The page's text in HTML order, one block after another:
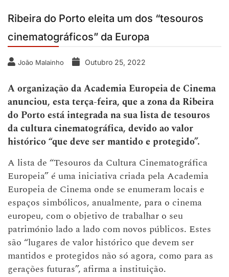
Ribeira do Porto eleita um dos “tesouros
cinematográficos” da Europa
João Malainho Outubro 25, 2022
A organização da Academia Europeia de Cinema
anunciou, esta terça-feira, que a zona da Ribeira
do Porto está integrada na sua lista de tesouros
da cultura cinematográfica, devido ao valor
histórico “que deve ser mantido e protegido”.
A lista de “Tesouros da Cultura Cinematográfica
Europeia” é uma iniciativa criada pela Academia
Europeia de Cinema onde se enumeram locais e
espaços simbólicos, anualmente, para o cinema
europeu, com o objetivo de trabalhar o seu
património lado a lado com novos públicos. Estes
são “lugares de valor histórico que devem ser
mantidos e protegidos não só agora, como para as
gerações futuras”, afirma a instituição.